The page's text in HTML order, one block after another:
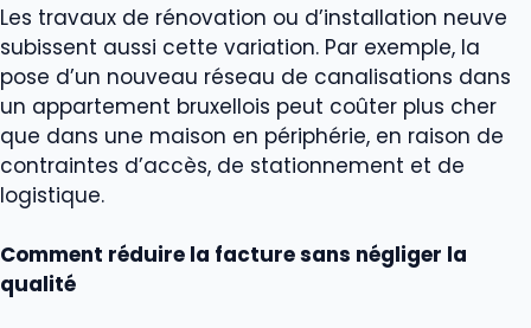
Les travaux de rénovation ou d’installation neuve
subissent aussi cette variation. Par exemple, la
pose d’un nouveau réseau de canalisations dans
un appartement bruxellois peut coûter plus cher
que dans une maison en périphérie, en raison de
contraintes d’accès, de stationnement et de
logistique.
Comment réduire la facture sans négliger la
qualité